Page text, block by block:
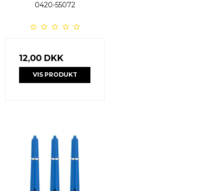
0420-55072
12,00 DKK
VIS PRODUKT